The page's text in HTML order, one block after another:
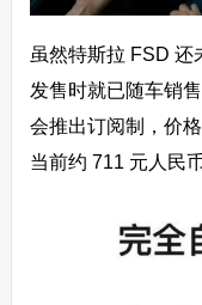
虽然特斯拉 FSD 还
发售时就已随车销
会推出订阅制，价
当前约 711 元人民